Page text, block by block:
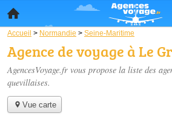
Accueil > Normandie > Seine-Maritime
Agence de voyage à Le
AgencesVoyage.fr vous propose la liste des
quevillaises.
Vue carte